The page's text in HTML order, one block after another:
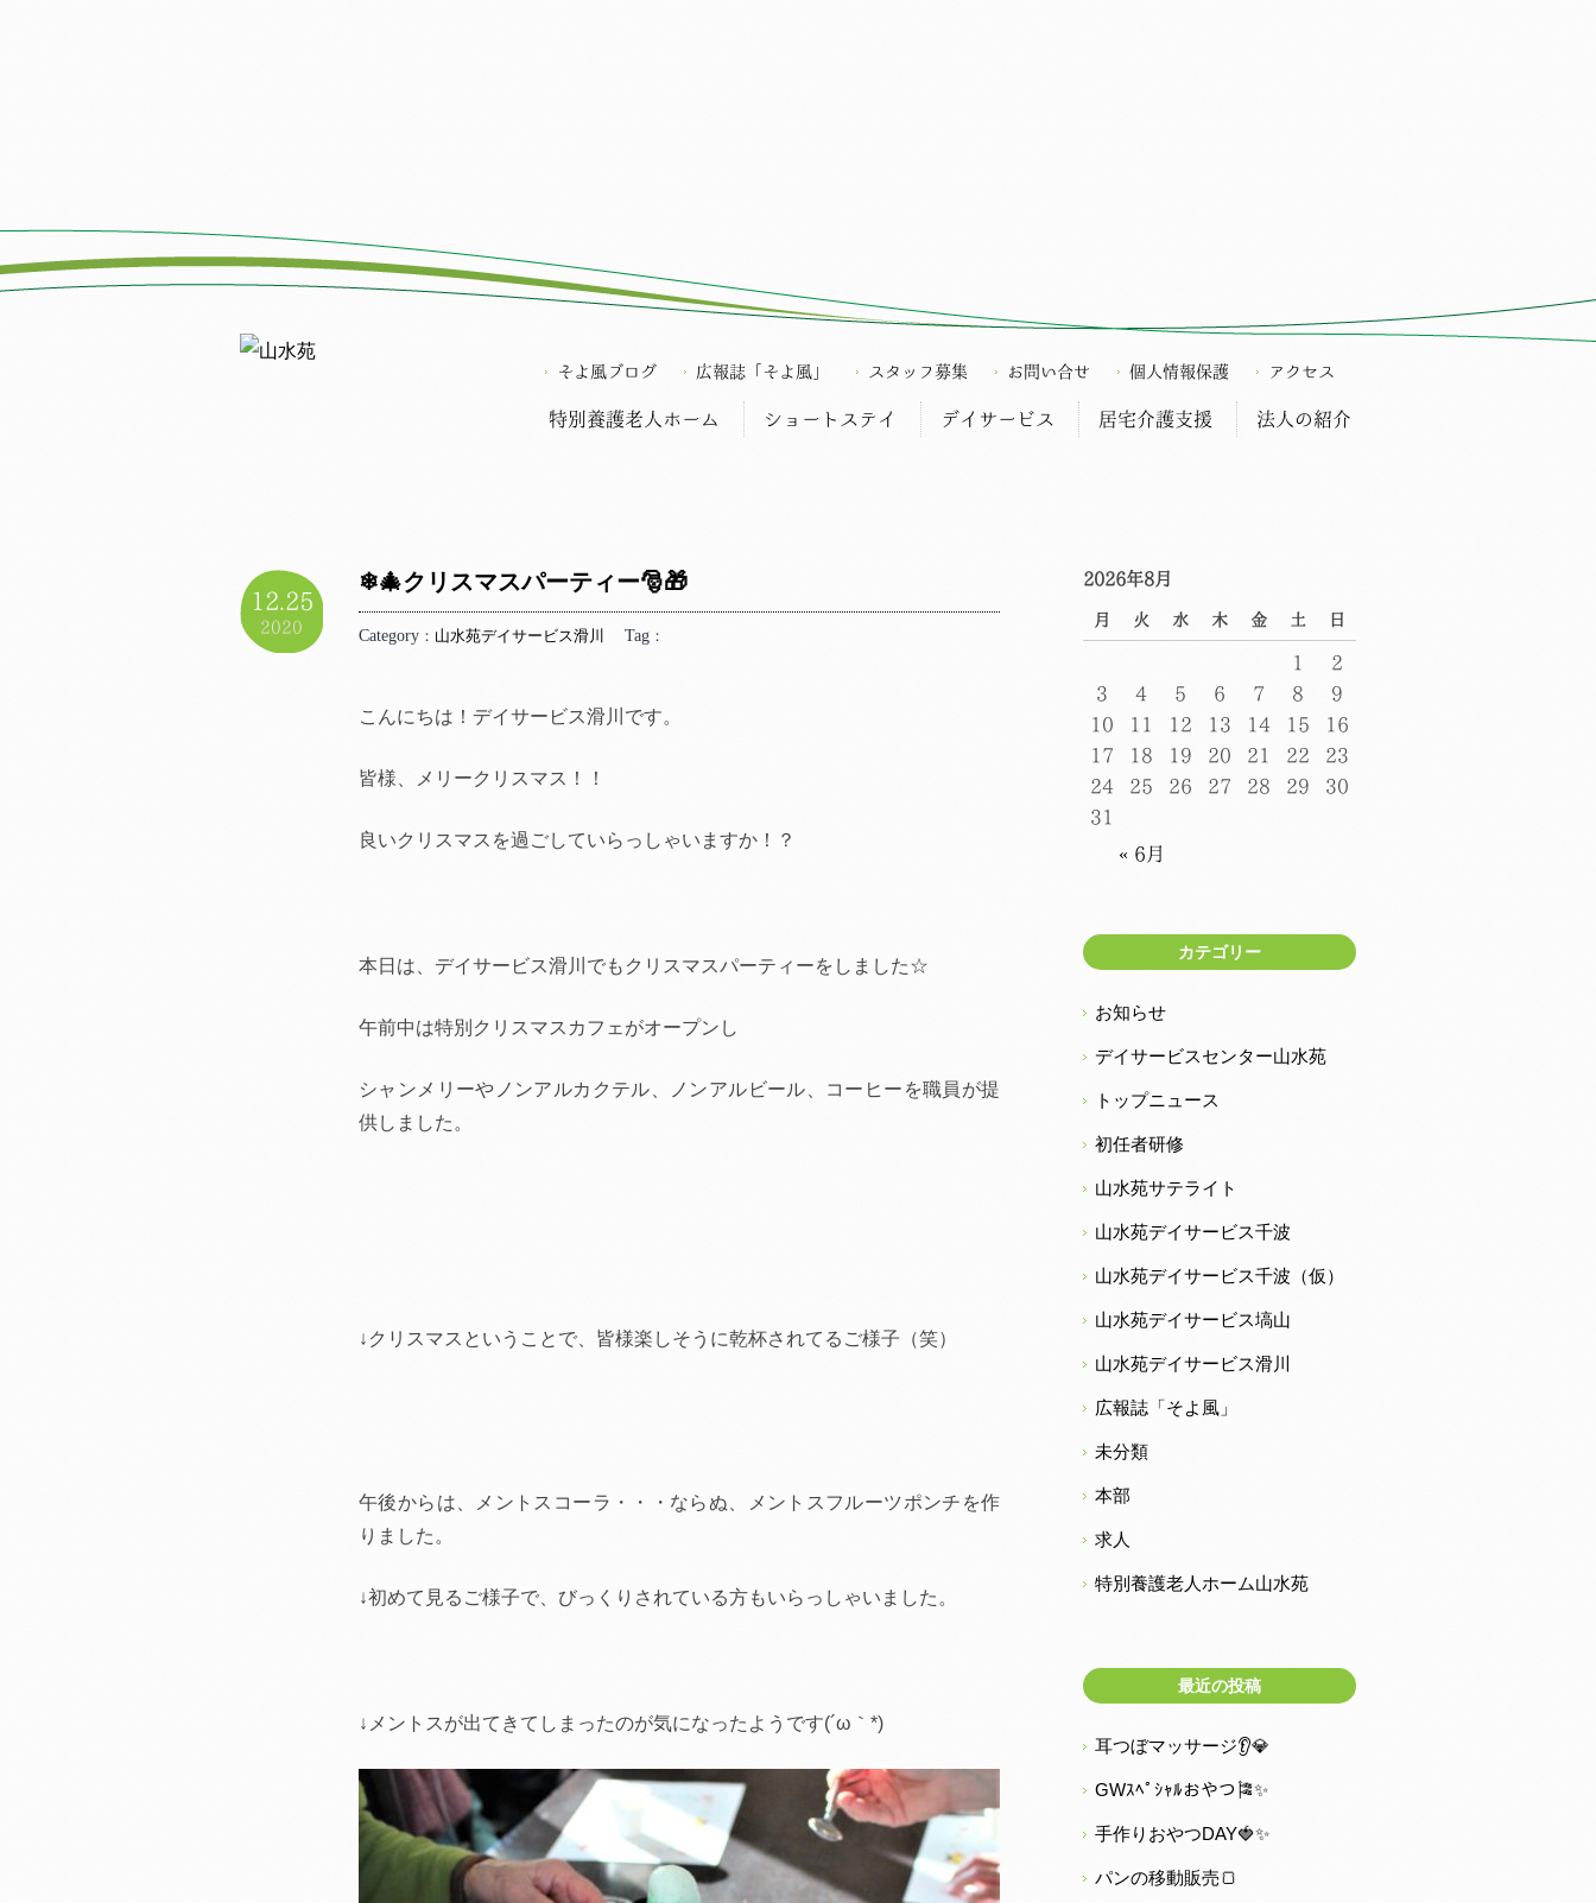
特別養護老人ホーム ショートステイ デイサービス 居宅介護支援 法人の紹介
そよ風ブログ 広報誌「そよ風」 スタッフ募集 お問い合せ 個人情報保護 アクセス
12.25
2020
❄🎄クリスマスパーティー🎅🎁
Category ： 山水苑デイサービス滑川 Tag ：
こんにちは！デイサービス滑川です。
皆様、メリークリスマス！！
良いクリスマスを過ごしていらっしゃいますか！？
本日は、デイサービス滑川でもクリスマスパーティーをしました☆
午前中は特別クリスマスカフェがオープンし
シャンメリーやノンアルカクテル、ノンアルビール、コーヒーを職員が提
供しました。
↓クリスマスということで、皆様楽しそうに乾杯されてるご様子（笑）
午後からは、メントスコーラ・・・ならぬ、メントスフルーツポンチを作
りました。
↓初めて見るご様子で、びっくりされている方もいらっしゃいました。
↓メントスが出てきてしまったのが気になったようです(´ω｀*)
2026年8月
月 火 水 木 金 土 日
« 6月
1
2
3
4 5 6 7 8
9
10
11 12 13 14 15
16
17
18 19 20 21 22
23
24
25 26 27 28 29
30
31
カテゴリー
お知らせ
デイサービスセンター山水苑
トップニュース
初任者研修
山水苑サテライト
山水苑デイサービス千波
山水苑デイサービス千波（仮）
山水苑デイサービス塙山
山水苑デイサービス滑川
広報誌「そよ風」
未分類
本部
求人
特別養護老人ホーム山水苑
最近の投稿
耳つぼマッサージ👂💎
GWｽﾍﾟｼｬﾙおやつ🎏✨
手作りおやつDAY🍓✨
パンの移動販売🍞